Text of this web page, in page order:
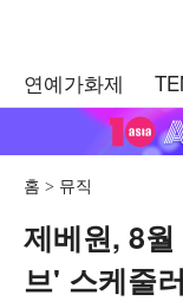
연예가화제
홈 뮤직
제베원, 8
브' 스케줄